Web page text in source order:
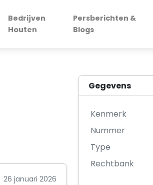
Bedrijven
Houten
Persberichten &
Blogs
26 januari 2026
Gegevens
Kenmerk
Nummer
Type
Rechtbank